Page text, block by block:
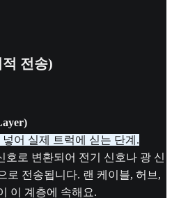
전송)
어 실제 트럭에 싣는 단계.
호로 변환되어 전기 신호나 광 신
로 전송됩니다. 랜 케이블, 허브,
이 계층에 속해요.